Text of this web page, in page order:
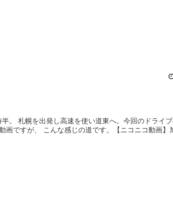
。 札幌を出発し高速を使い道東へ。今回のドライ
画ですが、 こんな感じの道です。【ニコニコ動画】